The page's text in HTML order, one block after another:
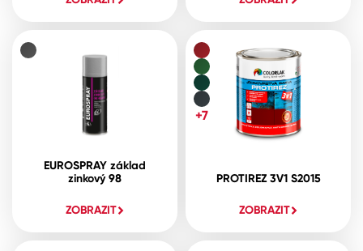
EUROSPRAY základ
zinkový 98
ZOBRAZIT
PROTIREZ 3V1 S2015
ZOBRAZIT
+7